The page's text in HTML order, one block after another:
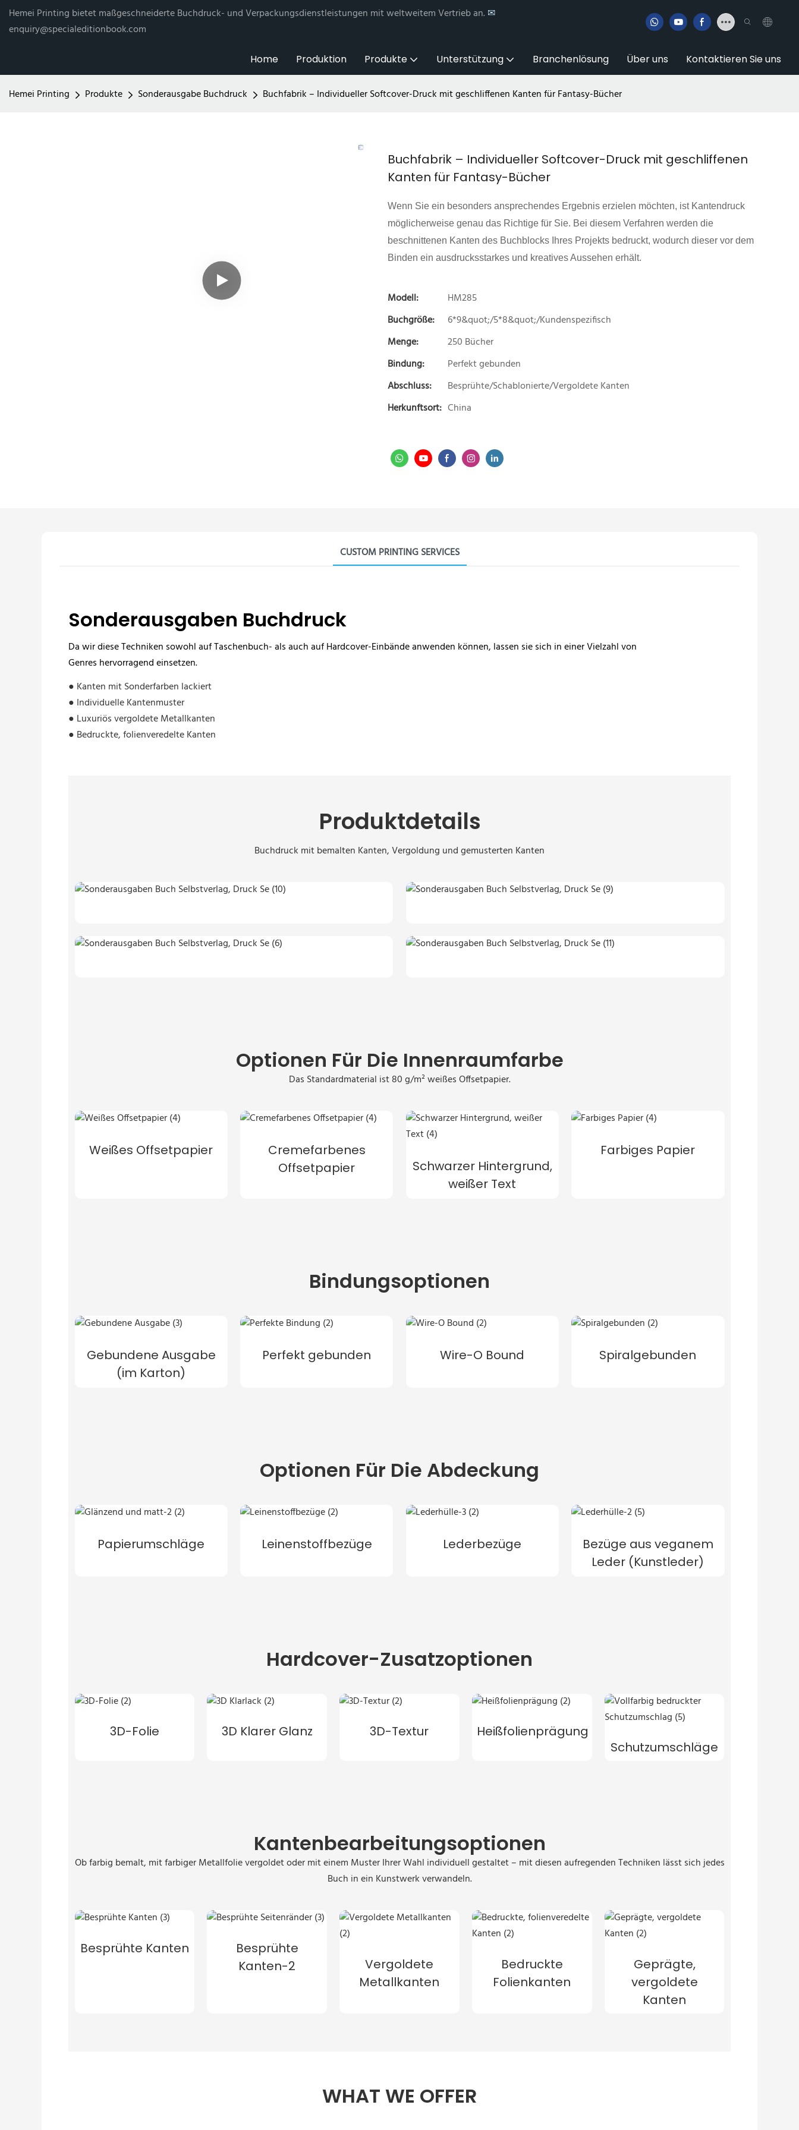
Hemei Printing bietet maßgeschneiderte Buchdruck- und Verpackungsdienstleistungen mit weltweitem Vertrieb an. ✉
enquiry@specialeditionbook.com
Home Produktion Produkte Unterstützung Branchenlösung Über uns Kontaktieren Sie uns
Hemei Printing Produkte Sonderausgabe Buchdruck Buchfabrik – Individueller Softcover-Druck mit geschliffenen Kanten für Fantasy-Bücher
Buchfabrik – Individueller Softcover-Druck mit geschliffenen
Kanten für Fantasy-Bücher
Wenn Sie ein besonders ansprechendes Ergebnis erzielen möchten, ist Kantendruck
möglicherweise genau das Richtige für Sie. Bei diesem Verfahren werden die
beschnittenen Kanten des Buchblocks Ihres Projekts bedruckt, wodurch dieser vor dem
Binden ein ausdrucksstarkes und kreatives Aussehen erhält.
Modell:
HM285
Buchgröße:
6*9&quot;/5*8&quot;/Kundenspezifisch
Menge:
250 Bücher
Bindung:
Perfekt gebunden
Abschluss:
Besprühte/Schablonierte/Vergoldete Kanten
Herkunftsort: China
CUSTOM PRINTING SERVICES
Sonderausgaben Buchdruck
Da wir diese Techniken sowohl auf Taschenbuch- als auch auf Hardcover-Einbände anwenden können, lassen sie sich in einer Vielzahl von
Genres hervorragend einsetzen.
● Kanten mit Sonderfarben lackiert
● Individuelle Kantenmuster
● Luxuriös vergoldete Metallkanten
● Bedruckte, folienveredelte Kanten
Produktdetails
Buchdruck mit bemalten Kanten, Vergoldung und gemusterten Kanten
Optionen Für Die Innenraumfarbe
Das Standardmaterial ist 80 g/m² weißes Offsetpapier.
Weißes Offsetpapier
Cremefarbenes
Offsetpapier
Schwarzer Hintergrund,
weißer Text
Farbiges Papier
Bindungsoptionen
Gebundene Ausgabe
(im Karton)
Perfekt gebunden Wire-O Bound Spiralgebunden
Optionen Für Die Abdeckung
Papierumschläge Leinenstoffbezüge Lederbezüge
Bezüge aus veganem
Leder (Kunstleder)
Hardcover-Zusatzoptionen
3D-Folie 3D Klarer Glanz 3D-Textur
Heißfolienprägung
Schutzumschläge
Kantenbearbeitungsoptionen
Ob farbig bemalt, mit farbiger Metallfolie vergoldet oder mit einem Muster Ihrer Wahl individuell gestaltet – mit diesen aufregenden Techniken lässt sich jedes
Buch in ein Kunstwerk verwandeln.
Besprühte Kanten
Besprühte
Kanten-2
Vergoldete
Metallkanten
Bedruckte
Folienkanten
Geprägte,
vergoldete
Kanten
WHAT WE OFFER